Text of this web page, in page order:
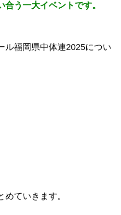
う一大イベントです。
ル福岡県中体連2025につい
めていきます。